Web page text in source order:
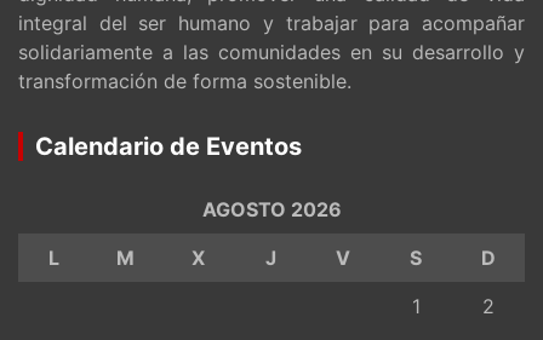
integral del ser humano y trabajar para acompañar
solidariamente a las comunidades en su desarrollo y
transformación de forma sostenible.
Calendario de Eventos
AGOSTO 2026
L
M X J V S
D
1
2